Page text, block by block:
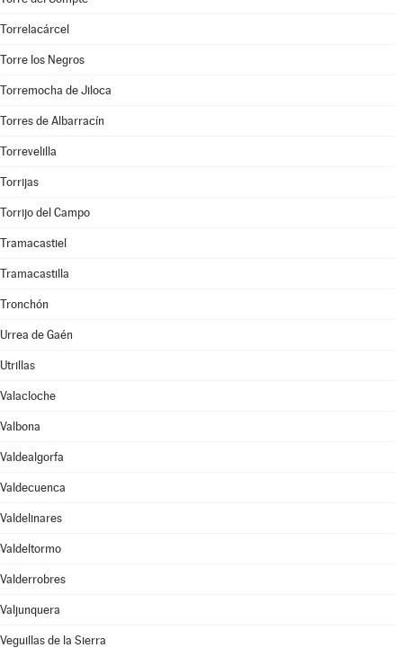
Torrelacárcel
Torre los Negros
Torremocha de Jiloca
Torres de Albarracín
Torrevelilla
Torrijas
Torrijo del Campo
Tramacastiel
Tramacastilla
Tronchón
Urrea de Gaén
Utrillas
Valacloche
Valbona
Valdealgorfa
Valdecuenca
Valdelinares
Valdeltormo
Valderrobres
Valjunquera
Veguillas de la Sierra